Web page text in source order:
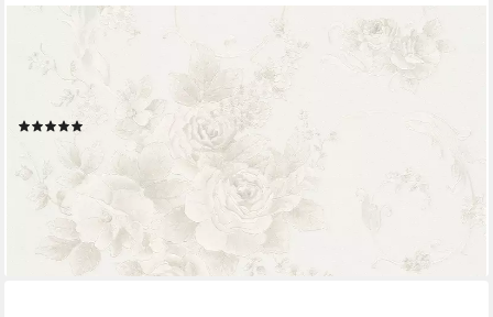
Vliestapete Romantico romantisch floral, strukturiert, floral,
Wald, botanisch, Blumen-Tapete Floral Tapeten Wohnzimmer
Schlafzimmer Küche Flur Design
UVP
74,95 €
(8,09 €/ 1 qm)
-42%
lieferbar - in 2-3 Werktagen bei dir